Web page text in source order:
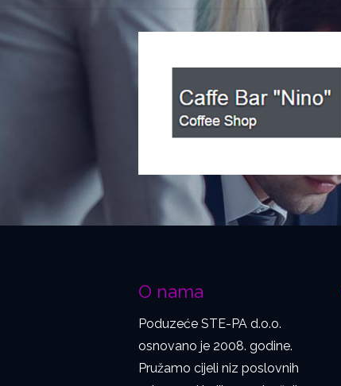
O nama
Poduzeće STE-PA d.o.o.
osnovano je 2008. godine.
Pružamo cijeli niz poslovnih